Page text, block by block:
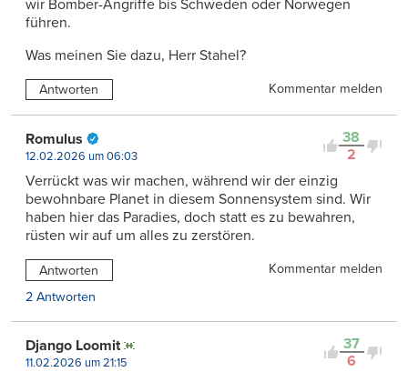
wir Bomber-Angriffe bis Schweden oder Norwegen
führen.
Was meinen Sie dazu, Herr Stahel?
Antworten Kommentar melden
38
2
Romulus
12.02.2026 um 06:03
Verrückt was wir machen, während wir der einzig
bewohnbare Planet in diesem Sonnensystem sind. Wir
haben hier das Paradies, doch statt es zu bewahren,
rüsten wir auf um alles zu zerstören.
Antworten
Kommentar melden
2 Antworten
37
6
Django Loomit
11.02.2026 um 21:15